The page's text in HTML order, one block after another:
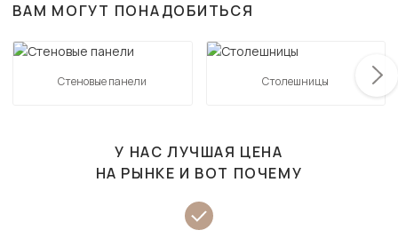
ВАМ МОГУТ ПОНАДОБИТЬСЯ
Стеновые панели Столешницы
У НАС ЛУЧШАЯ ЦЕНА
НА РЫНКЕ И ВОТ ПОЧЕМУ